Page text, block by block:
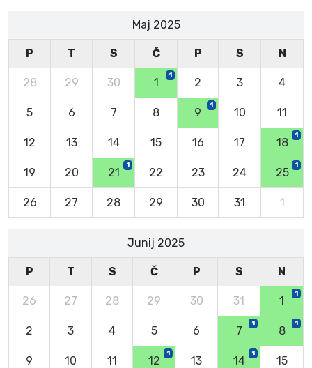
Maj 2025
P T S Č P S N
28 29 30 1
1
2 3 4
5 6 7 8 9
1
10 11
12 13 14 15 16 17 18
1
19 20 21
1
22 23 24 25
1
26 27 28 29 30 31 1
Junij 2025
P T S Č P S N
26 27 28 29 30 31 1
1
2 3 4 5 6 7
1
8
1
9 10 11 12
1
13 14
1
15